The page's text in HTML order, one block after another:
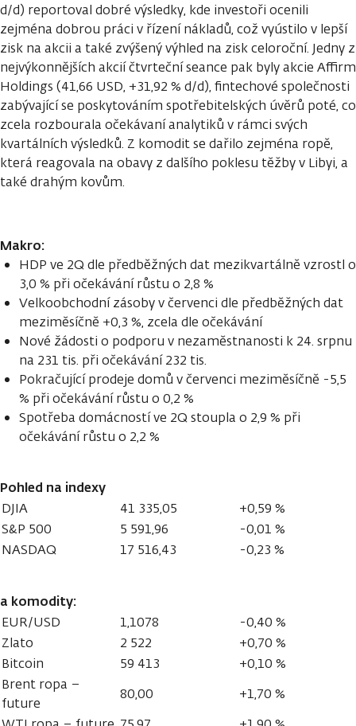
d/d) reportoval dobré výsledky, kde investoři ocenili
zejména dobrou práci v řízení nákladů, což vyústilo v lepší
zisk na akcii a také zvýšený výhled na zisk celoroční. Jedny z
nejvýkonnějších akcií čtvrteční seance pak byly akcie Affirm
Holdings (41,66 USD, +31,92 % d/d), fintechové společnosti
zabývající se poskytováním spotřebitelských úvěrů poté, co
zcela rozbourala očekávaní analytiků v rámci svých
kvartálních výsledků. Z komodit se dařilo zejména ropě,
která reagovala na obavy z dalšího poklesu těžby v Libyi, a
také drahým kovům.
Makro:
HDP ve 2Q dle předběžných dat mezikvartálně vzrostl o
3,0 % při očekávání růstu o 2,8 %
Velkoobchodní zásoby v červenci dle předběžných dat
meziměsíčně +0,3 %, zcela dle očekávání
Nové žádosti o podporu v nezaměstnanosti k 24. srpnu
na 231 tis. při očekávání 232 tis.
Pokračující prodeje domů v červenci meziměsíčně -5,5
% při očekávání růstu o 0,2 %
Spotřeba domácností ve 2Q stoupla o 2,9 % při
očekávání růstu o 2,2 %
Pohled na indexy
DJIA 41 335,05
+0,59 %
S&P 500
5 591,96
-0,01 %
NASDAQ
17 516,43 -0,23 %
a komodity:
EUR/USD 1,1078
-0,40 %
Zlato
2 522
+0,70 %
Bitcoin
59 413
+0,10 %
Brent ropa –
future
80,00
+1,70 %